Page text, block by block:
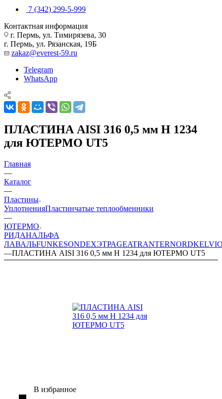
7 (342) 299-5-999
Контактная информация
г. Пермь, ул. Тимирязева, 30
г. Пермь, ул. Рязанская, 19Б
zakaz@everest-59.ru
Telegram
WhatsApp
ПЛАСТИНА AISI 316 0,5 мм H 1234
для ЮТЕРМО UT5
Главная
—
Каталог
—
Пластины
УплотненияПластинчатые теплообменники
—
ЮТЕРМО
РИДАНАЛЬФА
ЛАВАЛЬFUNKESONDEXЭТРАGEATRANTERNORD
—ПЛАСТИНА AISI 316 0,5 мм H 1234 для ЮТЕРМО UT5
В избранное